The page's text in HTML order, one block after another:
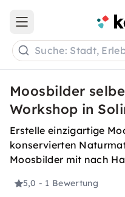
Open main menu
Suche: Stadt,
Moosbilder
Workshop in
Erstelle einzigartige
konservierten
Moosbilder mit nach
5,0 - 1 Bewertung